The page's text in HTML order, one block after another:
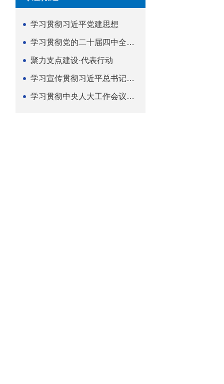
学习贯彻习近平党建思想
学习贯彻党的二十届四中全会精神
聚力支点建设·代表行动
学习宣传贯彻习近平总书记关于坚持
学习贯彻中央人大工作会议精神